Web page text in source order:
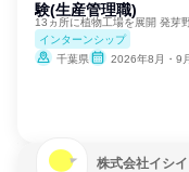
験(生産管理職)
13ヵ所に植物工場を展開 発芽
インターンシップ
千葉県
2026年8月・9
株式会社イシイ